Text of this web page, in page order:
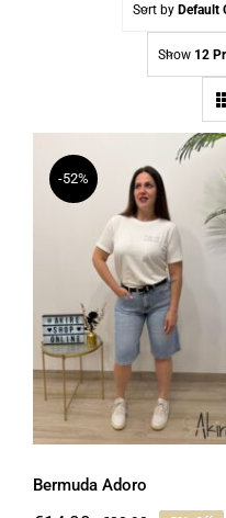
Sort by Default
Show 12
-52%
Bermuda Adoro
Bermuda Adoro